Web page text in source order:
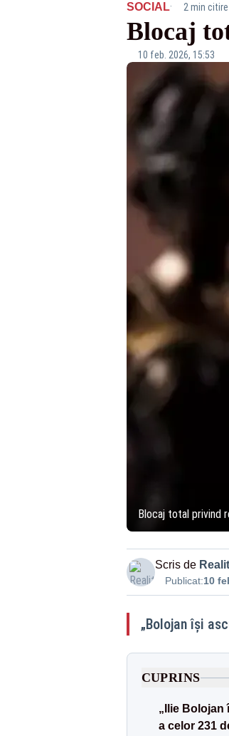
SOCIAL· 2 min citire
Blocaj
10 feb. 2026, 15:53
Blocaj total privind
Scris de
Publicat:10
„Bolojan își
CUPRINS
„Ilie Bolojan
a celor 231